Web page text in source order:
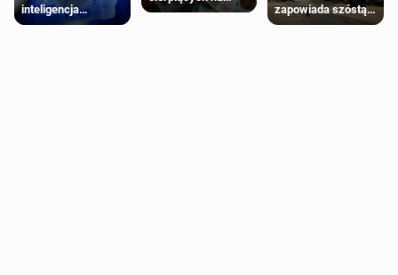
inteligencja
próbowała oszukać
schorzenia
zapowiada szóstą
falę upałów w